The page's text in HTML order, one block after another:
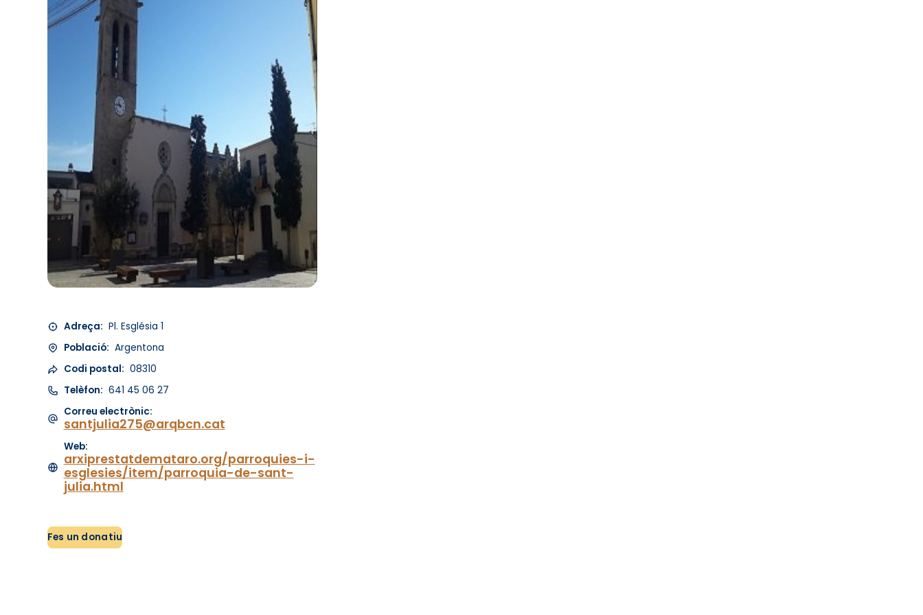
Adreça: Pl. Església 1
Població: Argentona
Codi postal: 08310
Telèfon: 641 45 06 27
Correu electrònic:
santjulia275@arqbcn.cat
Web:
arxiprestatdemataro.org/parroquies-i-
esglesies/item/parroquia-de-sant-
julia.html
Fes un donatiu